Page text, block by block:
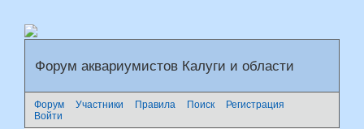
Форум аквариумистов Калуги и области
Форум Участники Правила Поиск
Регистрация
Войти